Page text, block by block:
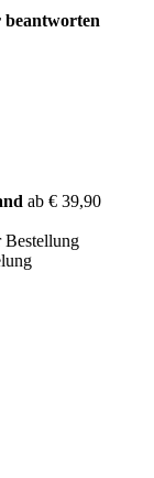
beantworten
ab € 39,90
Bestellung